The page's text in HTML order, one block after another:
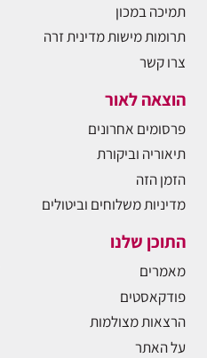
תמיכה במכון
תרומות מישות מדינית זרה
צרו קשר
הוצאה לאור
פרסומים אחרונים
תיאוריה וביקורת
הזמן הזה
מדיניות משלוחים וביטולים
התוכן שלנו
מאמרים
פודקאסטים
הרצאות מצולמות
על האתר